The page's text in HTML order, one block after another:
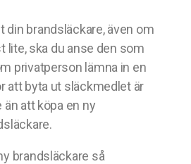
din brandsläckare, även om
lite, ska du anse den som
privatperson lämna in en
att byta ut släckmedlet är
att köpa en ny
brandsläckare så